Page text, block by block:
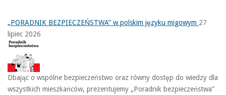
„PORADNIK BEZPIECZEŃSTWA” w polskim języku migowym 27
lipiec 2026
Dbając o wspólne bezpieczeństwo oraz równy dostęp do wiedzy dla
wszystkich mieszkańców, prezentujemy „Poradnik bezpieczeństwa”